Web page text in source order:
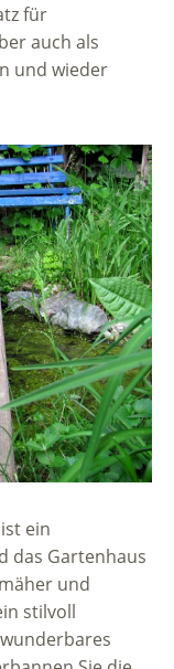
für
auch als
und wieder
ein
das Gartenhaus
und
stilvoll